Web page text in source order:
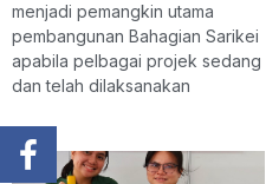
menjadi pemangkin utama
pembangunan Bahagian Sarikei
apabila pelbagai projek sedang
dan telah dilaksanakan